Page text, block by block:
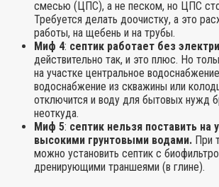
смесью (ЦПС), а не песком, но ЦПС
Требуется делать доочистку, а это
работы, на щебень и на трубы.
Миф 4: септик работает без
действительно так, и это плюс. Но
на участке центральное
водоснабжение из скважины или
отключится и воду для бытовых нужд
неоткуда.
Миф 5: септик нельзя поставить на
высокими грунтовыми водами. При
можно установить септик с
дренирующими траншеями (в глине).